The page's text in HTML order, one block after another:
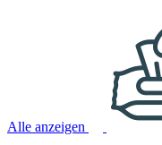
Alle anzeigen